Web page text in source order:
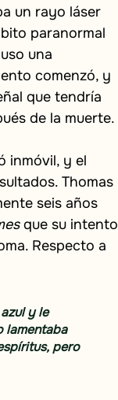
un rayo láser
paranormal
una
comenzó, y
que tendría
de la muerte.
inmóvil, y el
Thomas
seis años
que su intento
Respecto a
y le
lamentaba
pero